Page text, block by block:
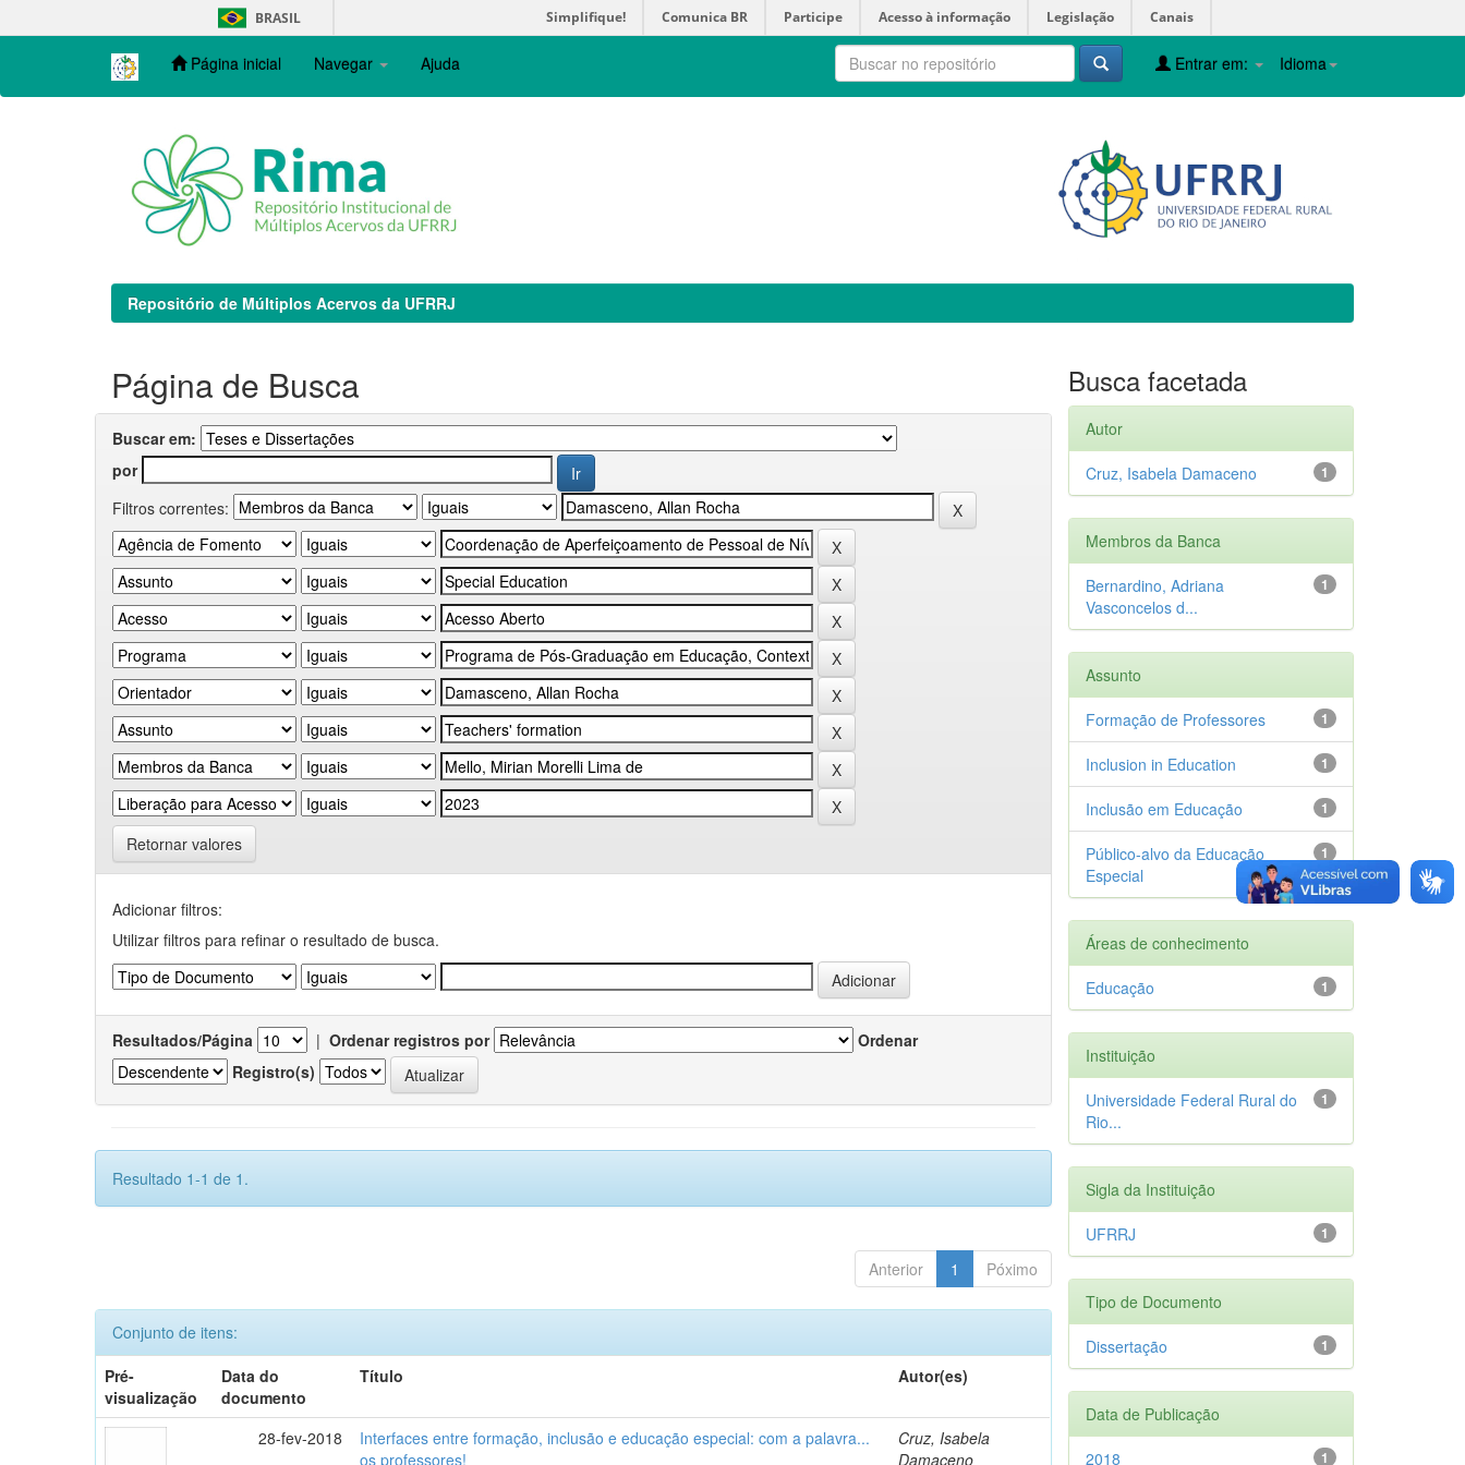
navigation
BRASIL Simplifique! Comunica BR Participe Acesso à informação Legislação Canais
Página inicial Navegar Ajuda Idioma
Entrar em:
Repositório de Múltiplos Acervos da UFRRJ
Página de Busca
Buscar em:
por
Filtros correntes:
Retornar valores
Adicionar filtros:
Utilizar filtros para refinar o resultado de busca.
Resultados/Página | Ordenar registros por
Ordenar
Registro(s)
Resultado 1-1 de 1.
Anterior 1 Póximo
Conjunto de itens:
Pré-
visualização
Data do
documento
Título Autor(es)
28-fev-2018
Interfaces entre formação, inclusão e educação especial: com a palavra...
os professores!
Cruz, Isabela
Damaceno
Busca facetada
Autor
1
Cruz, Isabela Damaceno
Membros da Banca
1
Bernardino, Adriana
Vasconcelos d...
Assunto
1
Formação de Professores
1
Inclusion in Education
1
Inclusão em Educação
1
Público-alvo da Educação
Especial
Áreas de conhecimento
1
Educação
Instituição
1
Universidade Federal Rural do
Rio...
Sigla da Instituição
1
UFRRJ
Tipo de Documento
1
Dissertação
Data de Publicação
1
2018